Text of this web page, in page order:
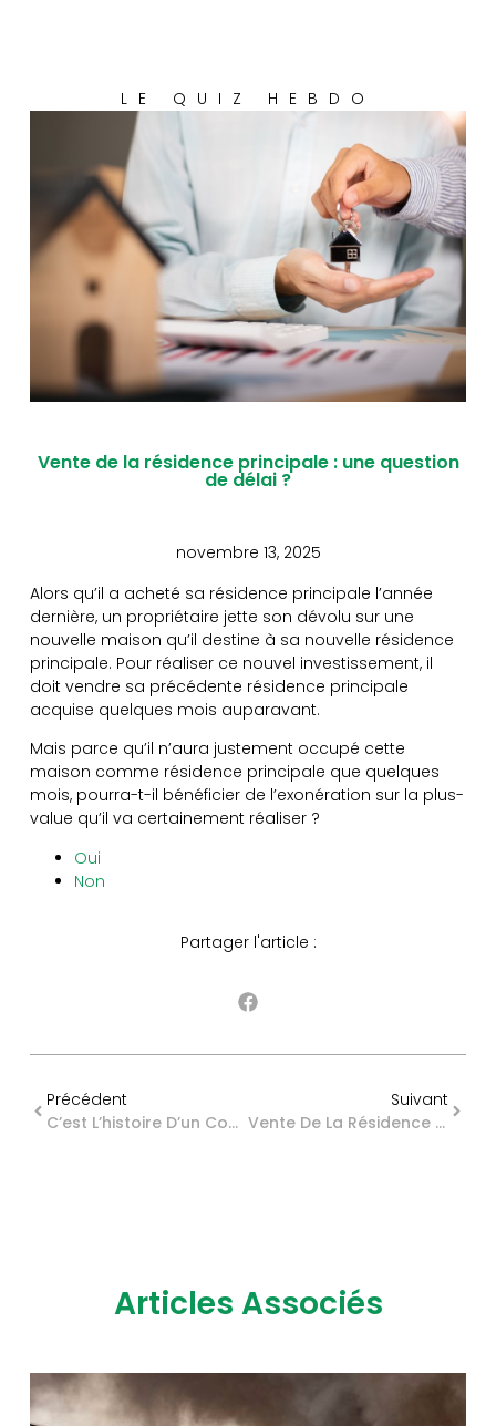
LE QUIZ HEBDO
Vente de la résidence principale : une question
de délai ?
novembre 13, 2025
Alors qu’il a acheté sa résidence principale l’année
dernière, un propriétaire jette son dévolu sur une
nouvelle maison qu’il destine à sa nouvelle résidence
principale. Pour réaliser ce nouvel investissement, il
doit vendre sa précédente résidence principale
acquise quelques mois auparavant.
Mais parce qu’il n’aura justement occupé cette
maison comme résidence principale que quelques
mois, pourra-t-il bénéficier de l’exonération sur la plus-
value qu’il va certainement réaliser ?
Oui
Non
Partager l'article :
Précédent
C’est L’histoire D’un Couple Qui Tourne La Page… Mais Pas Celle De Leur Déclaration Fiscale Commune…
Suivant
Vente De La Résidence Principale : Une Question De Délai ?
Articles Associés